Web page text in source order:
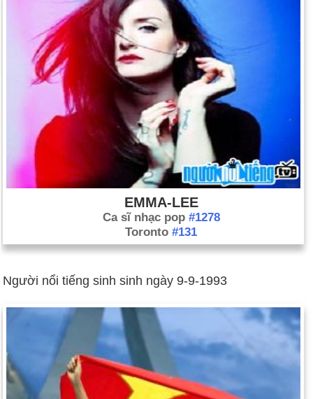
EMMA-LEE
Ca sĩ nhạc pop #1278
Toronto #131
Người nổi tiếng sinh sinh ngày 9-9-1993